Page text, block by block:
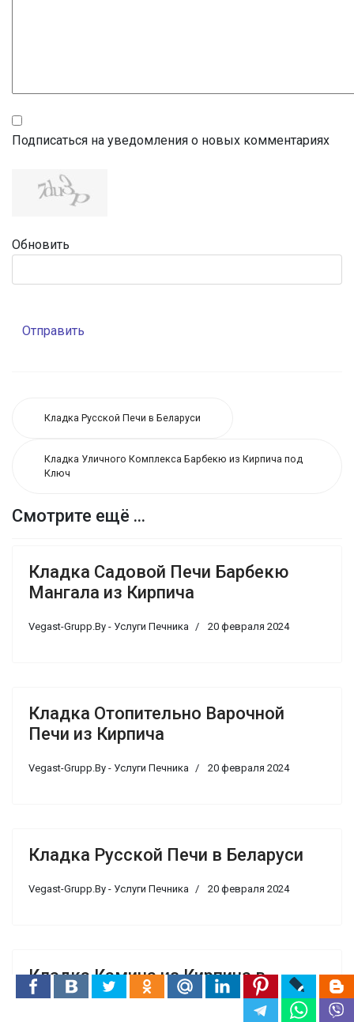
Подписаться на уведомления о новых комментариях
Обновить
Отправить
Кладка Русской Печи в Беларуси
Кладка Уличного Комплекса Барбекю из Кирпича под
Ключ
Смотрите ещё ...
Кладка Садовой Печи Барбекю
Мангала из Кирпича
Vegast-Grupp.By - Услуги Печника 20 февраля 2024
Кладка Отопительно Варочной
Печи из Кирпича
Vegast-Grupp.By - Услуги Печника 20 февраля 2024
Кладка Русской Печи в Беларуси
Vegast-Grupp.By - Услуги Печника 20 февраля 2024
Кладка Камина из Кирпича в
Беларуси